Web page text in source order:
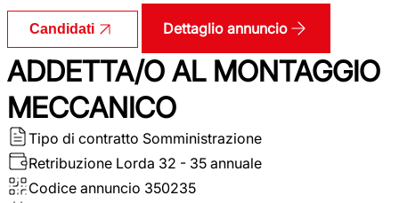
Candidati Dettaglio annuncio
ADDETTA/O AL MONTAGGIO
MECCANICO
Tipo di contratto Somministrazione
Retribuzione Lorda 32 - 35 annuale
Codice annuncio 350235